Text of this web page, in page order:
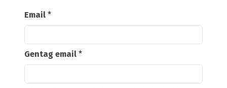
Email *
Gentag email *